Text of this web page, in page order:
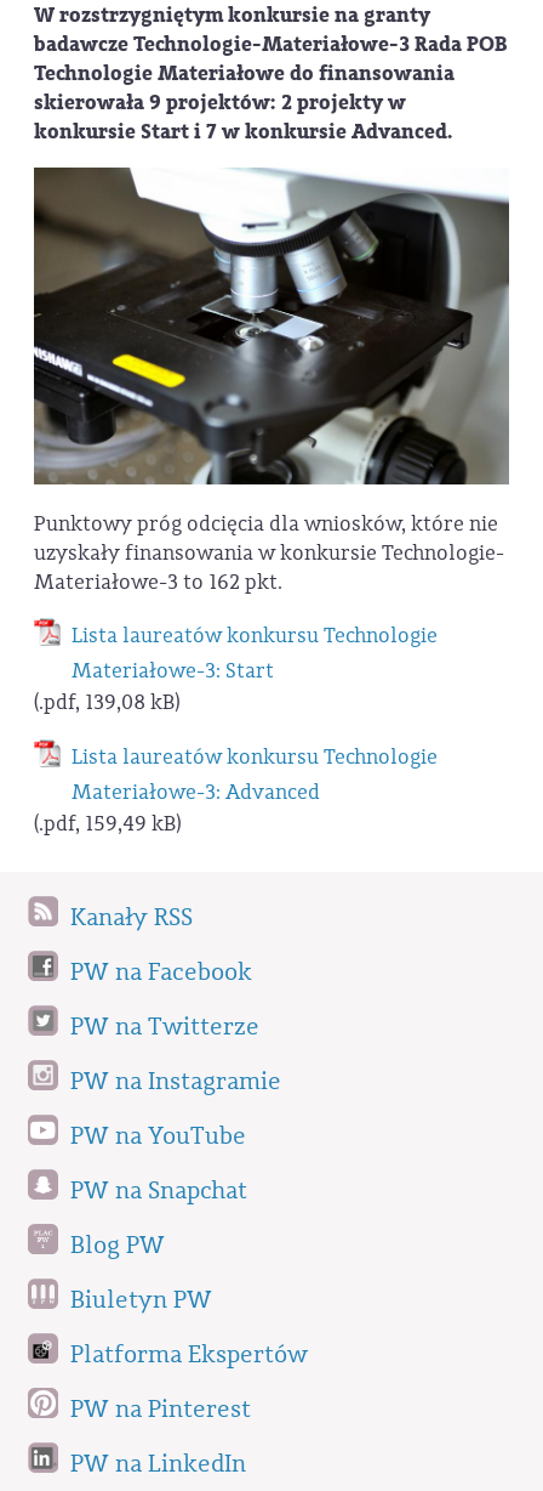
W rozstrzygniętym konkursie na granty
badawcze Technologie-Materiałowe-3 Rada POB
Technologie Materiałowe do finansowania
skierowała 9 projektów: 2 projekty w
konkursie Start i 7 w konkursie Advanced.
Punktowy próg odcięcia dla wniosków, które nie
uzyskały finansowania w konkursie Technologie-
Materiałowe-3 to 162 pkt.
Lista laureatów konkursu Technologie
Materiałowe-3: Start
(.pdf, 139,08 kB)
Lista laureatów konkursu Technologie
Materiałowe-3: Advanced
(.pdf, 159,49 kB)
Kanały RSS
PW na Facebook
PW na Twitterze
PW na Instagramie
PW na YouTube
PW na Snapchat
Blog PW
Biuletyn PW
Platforma Ekspertów
PW na Pinterest
PW na LinkedIn